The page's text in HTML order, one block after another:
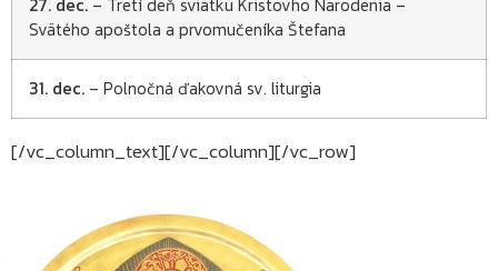
27. dec. – Tretí deň sviatku Kristovho Narodenia –
Svätého apoštola a prvomučeníka Štefana
31. dec. – Polnočná ďakovná sv. liturgia
[/vc_column_text][/vc_column][/vc_row]